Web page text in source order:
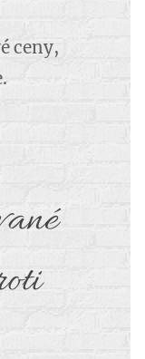
ceny,